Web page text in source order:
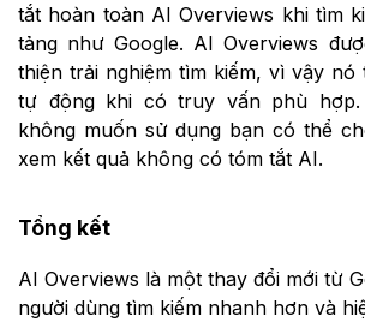
tắt hoàn toàn AI Overviews khi tìm
tảng như Google. AI Overviews
thiện trải nghiệm tìm kiếm, vì vậy nó
tự động khi có truy vấn phù hợp.
không muốn sử dụng bạn có thể
xem kết quả không có tóm tắt AI.
Tổng kết
AI Overviews là một thay đổi mới từ
người dùng tìm kiếm nhanh hơn và